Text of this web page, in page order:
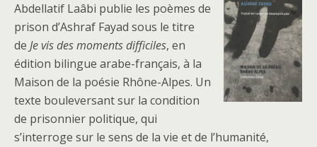
Abdellatif Laâbi publie les poèmes de
prison d’Ashraf Fayad sous le titre
de Je vis des moments difficiles, en
édition bilingue arabe-français, à la
Maison de la poésie Rhône-Alpes. Un
texte bouleversant sur la condition
de prisonnier politique, qui
s’interroge sur le sens de la vie et de l’humanité,